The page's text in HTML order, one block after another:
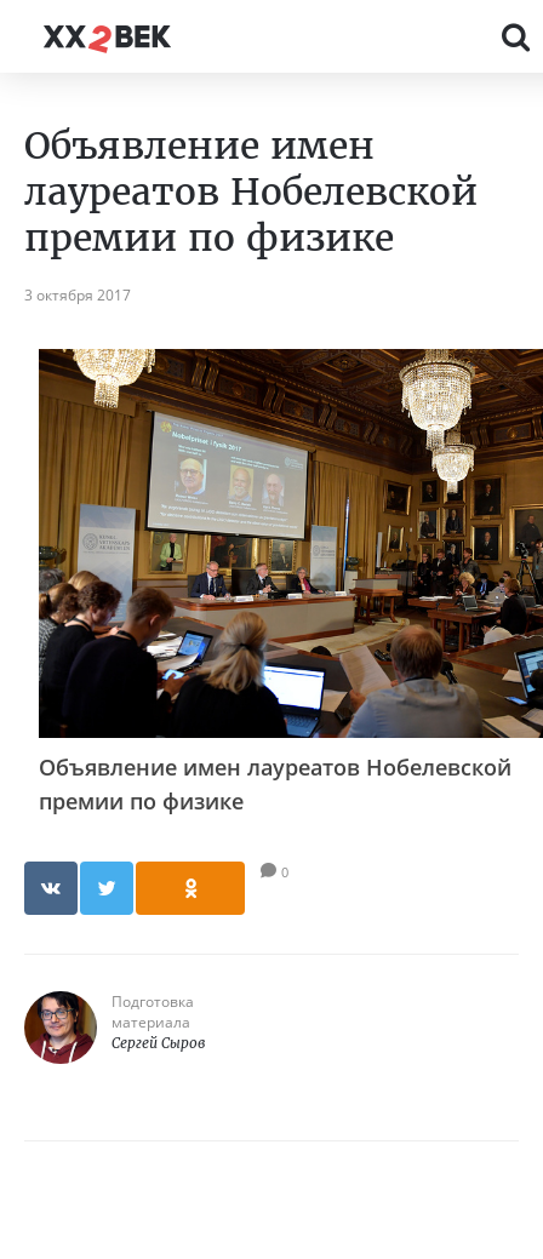
Объявление имен
лауреатов Нобелевской
премии по физике
3 октября 2017
Объявление имен лауреатов Нобелевской
премии по физике
0
Подготовка
материала
Сергей Сыров